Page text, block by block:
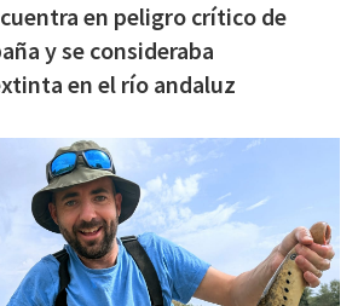
en peligro crítico de
y se consideraba
en el río andaluz